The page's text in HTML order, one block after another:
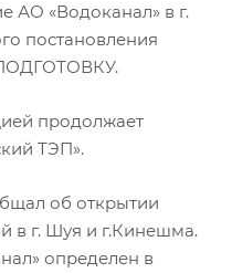
АО «Водоканал» в г.
постановления
продолжает
ТЭП».
об открытии
в г. Шуя и г.Кинешма.
определен в